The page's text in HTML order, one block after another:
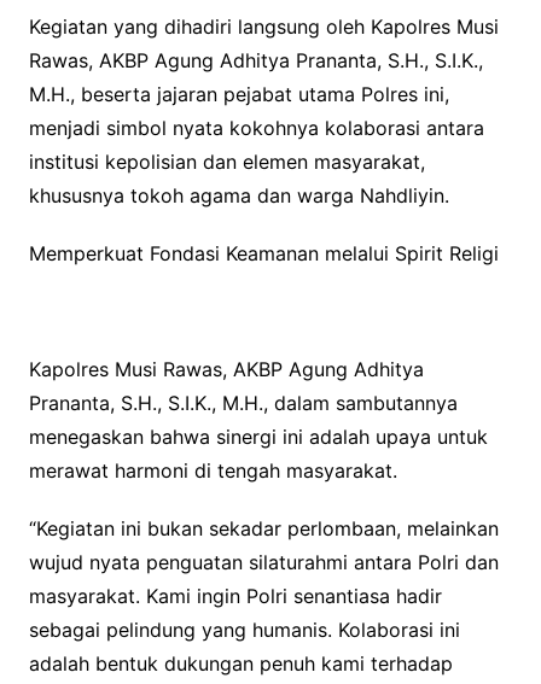
Kegiatan yang dihadiri langsung oleh Kapolres Musi
Rawas, AKBP Agung Adhitya Prananta, S.H., S.I.K.,
M.H., beserta jajaran pejabat utama Polres ini,
menjadi simbol nyata kokohnya kolaborasi antara
institusi kepolisian dan elemen masyarakat,
khususnya tokoh agama dan warga Nahdliyin.
Memperkuat Fondasi Keamanan melalui Spirit Religi
Kapolres Musi Rawas, AKBP Agung Adhitya
Prananta, S.H., S.I.K., M.H., dalam sambutannya
menegaskan bahwa sinergi ini adalah upaya untuk
merawat harmoni di tengah masyarakat.
“Kegiatan ini bukan sekadar perlombaan, melainkan
wujud nyata penguatan silaturahmi antara Polri dan
masyarakat. Kami ingin Polri senantiasa hadir
sebagai pelindung yang humanis. Kolaborasi ini
adalah bentuk dukungan penuh kami terhadap